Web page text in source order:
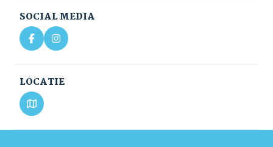
SOCIAL MEDIA
LOCATIE